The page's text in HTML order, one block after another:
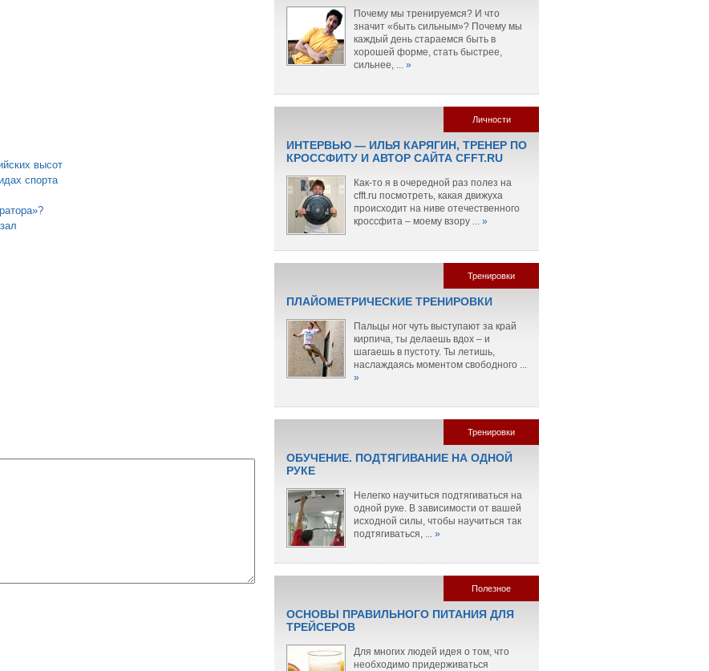
высот
спорта
Почему мы тренируемся? И что
значит «быть сильным»? Почему мы
каждый день стараемся быть в
хорошей форме, стать быстрее,
сильнее, ... »
Личности
ИНТЕРВЬЮ — ИЛЬЯ КАРЯГИН, ТРЕНЕР ПО
КРОССФИТУ И АВТОР САЙТА CFFT.RU
Как-то я в очередной раз полез на
cfft.ru посмотреть, какая движуха
происходит на ниве отечественного
кроссфита – моему взору ... »
Тренировки
ПЛАЙОМЕТРИЧЕСКИЕ ТРЕНИРОВКИ
Пальцы ног чуть выступают за край
кирпича, ты делаешь вдох – и
шагаешь в пустоту. Ты летишь,
наслаждаясь моментом свободного ...
»
Тренировки
ОБУЧЕНИЕ. ПОДТЯГИВАНИЕ НА ОДНОЙ
РУКЕ
Нелегко научиться подтягиваться на
одной руке. В зависимости от вашей
исходной силы, чтобы научиться так
подтягиваться, ... »
Полезное
ОСНОВЫ ПРАВИЛЬНОГО ПИТАНИЯ ДЛЯ
ТРЕЙСЕРОВ
Для многих людей идея о том, что
необходимо придерживаться